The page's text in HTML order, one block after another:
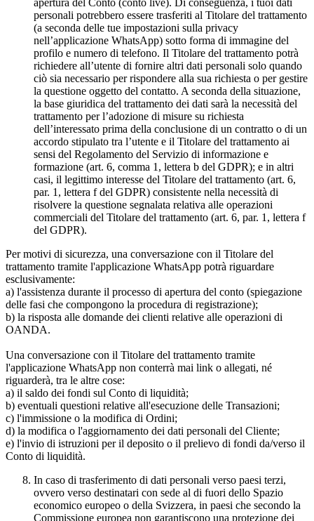
apertura del Conto (conto live). Di conseguenza, i tuoi dati
personali potrebbero essere trasferiti al Titolare del trattamento
(a seconda delle tue impostazioni sulla privacy
nell’applicazione WhatsApp) sotto forma di immagine del
profilo e numero di telefono. Il Titolare del trattamento potrà
richiedere all’utente di fornire altri dati personali solo quando
ciò sia necessario per rispondere alla sua richiesta o per gestire
la questione oggetto del contatto. A seconda della situazione,
la base giuridica del trattamento dei dati sarà la necessità del
trattamento per l’adozione di misure su richiesta
dell’interessato prima della conclusione di un contratto o di un
accordo stipulato tra l’utente e il Titolare del trattamento ai
sensi del Regolamento del Servizio di informazione e
formazione (art. 6, comma 1, lettera b del GDPR); e in altri
casi, il legittimo interesse del Titolare del trattamento (art. 6,
par. 1, lettera f del GDPR) consistente nella necessità di
risolvere la questione segnalata relativa alle operazioni
commerciali del Titolare del trattamento (art. 6, par. 1, lettera f
del GDPR).
Per motivi di sicurezza, una conversazione con il Titolare del
trattamento tramite l'applicazione WhatsApp potrà riguardare
esclusivamente:
a) l'assistenza durante il processo di apertura del conto (spiegazione
delle fasi che compongono la procedura di registrazione);
b) la risposta alle domande dei clienti relative alle operazioni di
OANDA.
Una conversazione con il Titolare del trattamento tramite
l'applicazione WhatsApp non conterrà mai link o allegati, né
riguarderà, tra le altre cose:
a) il saldo dei fondi sul Conto di liquidità;
b) eventuali questioni relative all'esecuzione delle Transazioni;
c) l'immissione o la modifica di Ordini;
d) la modifica o l'aggiornamento dei dati personali del Cliente;
e) l'invio di istruzioni per il deposito o il prelievo di fondi da/verso il
Conto di liquidità.
In caso di trasferimento di dati personali verso paesi terzi,
ovvero verso destinatari con sede al di fuori dello Spazio
economico europeo o della Svizzera, in paesi che secondo la
Commissione europea non garantiscono una protezione dei